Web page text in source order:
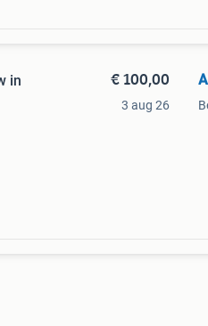
in
€ 100,00
3 aug 26